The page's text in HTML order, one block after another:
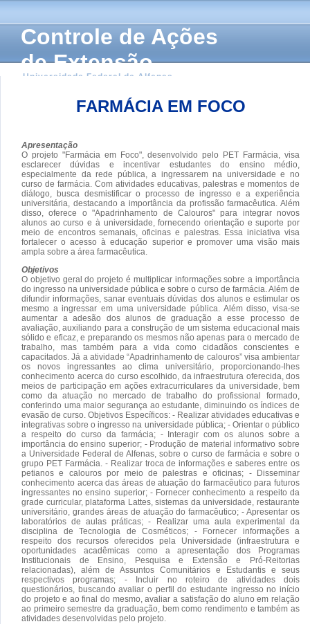
Controle de Ações
de Extensão
Universidade Federal de Alfenas
FARMÁCIA EM FOCO
Apresentação
O projeto "Farmácia em Foco", desenvolvido pelo PET Farmácia, visa
esclarecer dúvidas e incentivar estudantes do ensino médio,
especialmente da rede pública, a ingressarem na universidade e no
curso de farmácia. Com atividades educativas, palestras e momentos de
diálogo, busca desmistificar o processo de ingresso e a experiência
universitária, destacando a importância da profissão farmacêutica. Além
disso, oferece o "Apadrinhamento de Calouros" para integrar novos
alunos ao curso e à universidade, fornecendo orientação e suporte por
meio de encontros semanais, oficinas e palestras. Essa iniciativa visa
fortalecer o acesso à educação superior e promover uma visão mais
ampla sobre a área farmacêutica.
Objetivos
O objetivo geral do projeto é multiplicar informações sobre a importância
do ingresso na universidade pública e sobre o curso de farmácia. Além de
difundir informações, sanar eventuais dúvidas dos alunos e estimular os
mesmo a ingressar em uma universidade pública. Além disso, visa-se
aumentar a adesão dos alunos de graduação a esse processo de
avaliação, auxiliando para a construção de um sistema educacional mais
sólido e eficaz, e preparando os mesmos não apenas para o mercado de
trabalho, mas também para a vida como cidadãos conscientes e
capacitados. Já a atividade “Apadrinhamento de calouros” visa ambientar
os novos ingressantes ao clima universitário, proporcionando-lhes
conhecimento acerca do curso escolhido, da infraestrutura oferecida, dos
meios de participação em ações extracurriculares da universidade, bem
como da atuação no mercado de trabalho do profissional formado,
conferindo uma maior segurança ao estudante, diminuindo os índices de
evasão de curso. Objetivos Específicos: - Realizar atividades educativas e
integrativas sobre o ingresso na universidade pública; - Orientar o público
a respeito do curso da farmácia; - Interagir com os alunos sobre a
importância do ensino superior; - Produção de material informativo sobre
a Universidade Federal de Alfenas, sobre o curso de farmácia e sobre o
grupo PET Farmácia. - Realizar troca de informações e saberes entre os
petianos e calouros por meio de palestras e oficinas; - Disseminar
conhecimento acerca das áreas de atuação do farmacêutico para futuros
ingressantes no ensino superior; - Fornecer conhecimento a respeito da
grade curricular, plataforma Lattes, sistemas da universidade, restaurante
universitário, grandes áreas de atuação do farmacêutico; - Apresentar os
laboratórios de aulas práticas; - Realizar uma aula experimental da
disciplina de Tecnologia de Cosméticos; - Fornecer informações a
respeito dos recursos oferecidos pela Universidade (infraestrutura e
oportunidades acadêmicas como a apresentação dos Programas
Institucionais de Ensino, Pesquisa e Extensão e Pró-Reitorias
relacionadas), além de Assuntos Comunitários e Estudantis e seus
respectivos programas; - Incluir no roteiro de atividades dois
questionários, buscando avaliar o perfil do estudante ingresso no início
do projeto e ao final do mesmo, avaliar a satisfação do aluno em relação
ao primeiro semestre da graduação, bem como rendimento e também as
atividades desenvolvidas pelo projeto.